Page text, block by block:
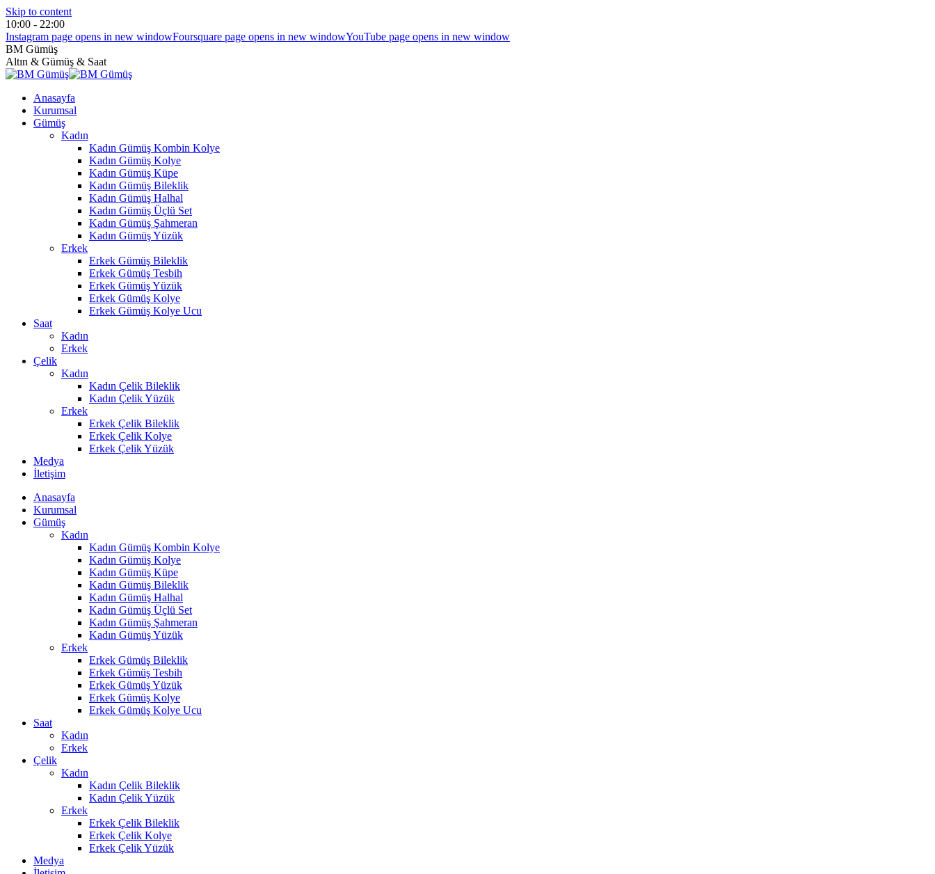
Skip to content
10:00 - 22:00
Instagram page opens in new windowFoursquare page opens in new windowYouTube page opens in new window
BM Gümüş
Altın & Gümüş & Saat
Anasayfa
Kurumsal
Gümüş
Kadın
Kadın Gümüş Kombin Kolye
Kadın Gümüş Kolye
Kadın Gümüş Küpe
Kadın Gümüş Bileklik
Kadın Gümüş Halhal
Kadın Gümüş Üçlü Set
Kadın Gümüş Şahmeran
Kadın Gümüş Yüzük
Erkek
Erkek Gümüş Bileklik
Erkek Gümüş Tesbih
Erkek Gümüş Yüzük
Erkek Gümüş Kolye
Erkek Gümüş Kolye Ucu
Saat
Kadın
Erkek
Çelik
Kadın
Kadın Çelik Bileklik
Kadın Çelik Yüzük
Erkek
Erkek Çelik Bileklik
Erkek Çelik Kolye
Erkek Çelik Yüzük
Medya
İletişim
Anasayfa
Kurumsal
Gümüş
Kadın
Kadın Gümüş Kombin Kolye
Kadın Gümüş Kolye
Kadın Gümüş Küpe
Kadın Gümüş Bileklik
Kadın Gümüş Halhal
Kadın Gümüş Üçlü Set
Kadın Gümüş Şahmeran
Kadın Gümüş Yüzük
Erkek
Erkek Gümüş Bileklik
Erkek Gümüş Tesbih
Erkek Gümüş Yüzük
Erkek Gümüş Kolye
Erkek Gümüş Kolye Ucu
Saat
Kadın
Erkek
Çelik
Kadın
Kadın Çelik Bileklik
Kadın Çelik Yüzük
Erkek
Erkek Çelik Bileklik
Erkek Çelik Kolye
Erkek Çelik Yüzük
Medya